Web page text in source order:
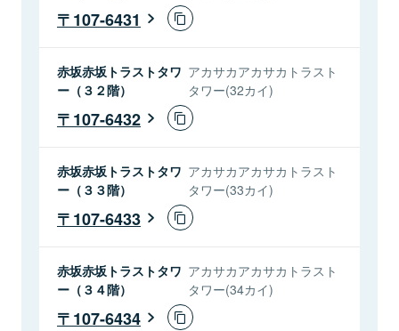
107-6431
赤坂赤坂トラストタワ
ー（３２階）
アカサカアカサカトラスト
タワー(32カイ)
107-6432
赤坂赤坂トラストタワ
ー（３３階）
アカサカアカサカトラスト
タワー(33カイ)
107-6433
赤坂赤坂トラストタワ
ー（３４階）
アカサカアカサカトラスト
タワー(34カイ)
107-6434